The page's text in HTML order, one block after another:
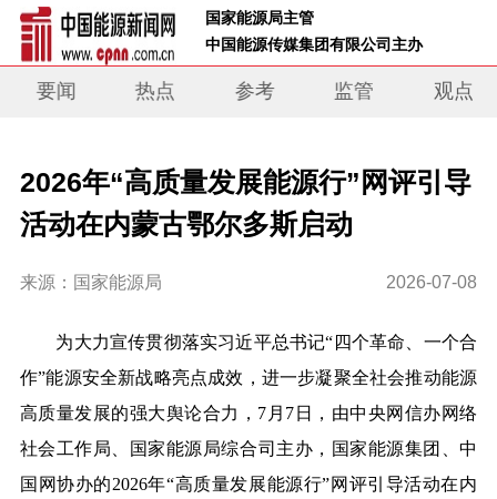
国家能源局主管
中国能源传媒集团有限公司主办
要闻 热点 参考 监管 观点
2026年“高质量发展能源行”网评引导
活动在内蒙古鄂尔多斯启动
来源：国家能源局 2026-07-08
为大力宣传贯彻落实习近平总书记“四个革命、一个合
作”能源安全新战略亮点成效，进一步凝聚全社会推动能源
高质量发展的强大舆论合力，7月7日，由中央网信办网络
社会工作局、国家能源局综合司主办，国家能源集团、中
国网协办的2026年“高质量发展能源行”网评引导活动在内